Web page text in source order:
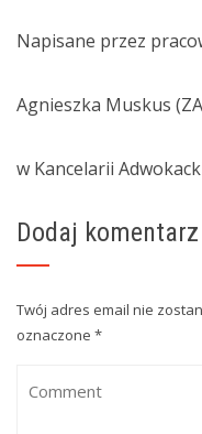
Napisane przez
Agnieszka Muskus
w Kancelarii
Dodaj komentarz
Twój adres email nie
oznaczone *